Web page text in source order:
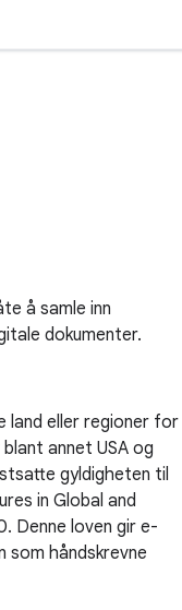
å samle inn
dokumenter.
land eller regioner for
annet USA og
gyldigheten til
in Global and
Denne loven gir e-
som håndskrevne